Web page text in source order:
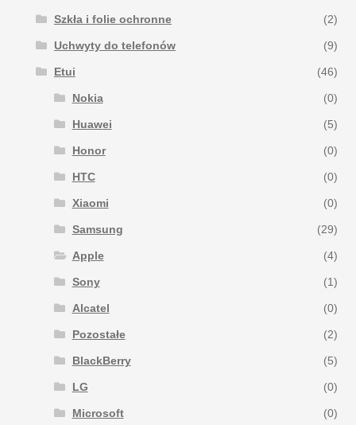
Szkła i folie ochronne (2)
Uchwyty do telefonów (9)
Etui (46)
Nokia (0)
Huawei (5)
Honor (0)
HTC (0)
Xiaomi (0)
Samsung (29)
Apple (4)
Sony (1)
Alcatel (0)
Pozostałe (2)
BlackBerry (5)
LG (0)
Microsoft (0)